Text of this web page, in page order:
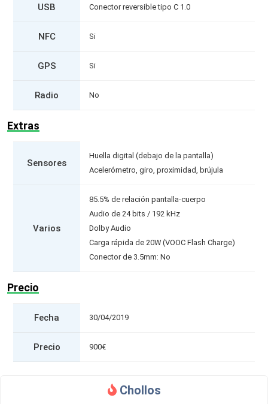
USB Conector reversible tipo C 1.0
NFC Si
GPS Si
Radio No
Extras
Sensores
Huella digital (debajo de la pantalla)
Acelerómetro, giro, proximidad, brújula
Varios
85.5% de relación pantalla-cuerpo
Audio de 24 bits / 192 kHz
Dolby Audio
Carga rápida de 20W (VOOC Flash Charge)
Conector de 3.5mm: No
Precio
Fecha 30/04/2019
Precio 900€
Chollos